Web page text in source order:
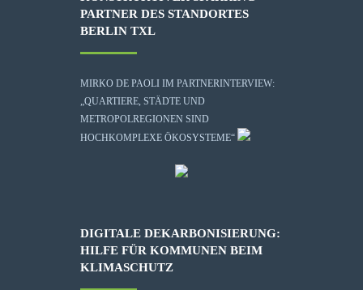
PARTNER DES STANDORTES
BERLIN TXL
MIRKO DE PAOLI IM PARTNERINTERVIEW:
„QUARTIERE, STÄDTE UND
METROPOLREGIONEN SIND
HOCHKOMPLEXE ÖKOSYSTEME“
DIGITALE DEKARBONISIERUNG:
HILFE FÜR KOMMUNEN BEIM
KLIMASCHUTZ